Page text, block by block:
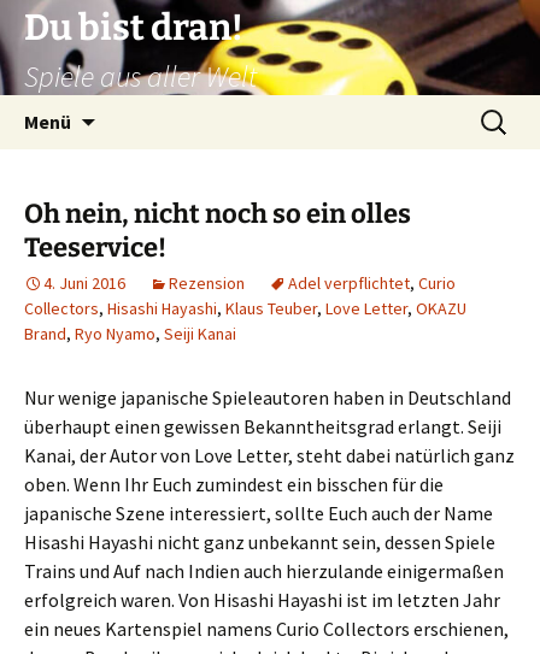
Zum
Inhalt
springen
Du bist dran!
Spiele aus aller Welt
Menü
Suchen
nach:
Oh nein, nicht noch so ein olles
Teeservice!
4. Juni 2016 Rezension Adel verpflichtet, Curio
Collectors, Hisashi Hayashi, Klaus Teuber, Love Letter, OKAZU
Brand, Ryo Nyamo, Seiji Kanai
Nur wenige japanische Spieleautoren haben in Deutschland
überhaupt einen gewissen Bekanntheitsgrad erlangt. Seiji
Kanai, der Autor von Love Letter, steht dabei natürlich ganz
oben. Wenn Ihr Euch zumindest ein bisschen für die
japanische Szene interessiert, sollte Euch auch der Name
Hisashi Hayashi nicht ganz unbekannt sein, dessen Spiele
Trains und Auf nach Indien auch hierzulande einigermaßen
erfolgreich waren. Von Hisashi Hayashi ist im letzten Jahr
ein neues Kartenspiel namens Curio Collectors erschienen,